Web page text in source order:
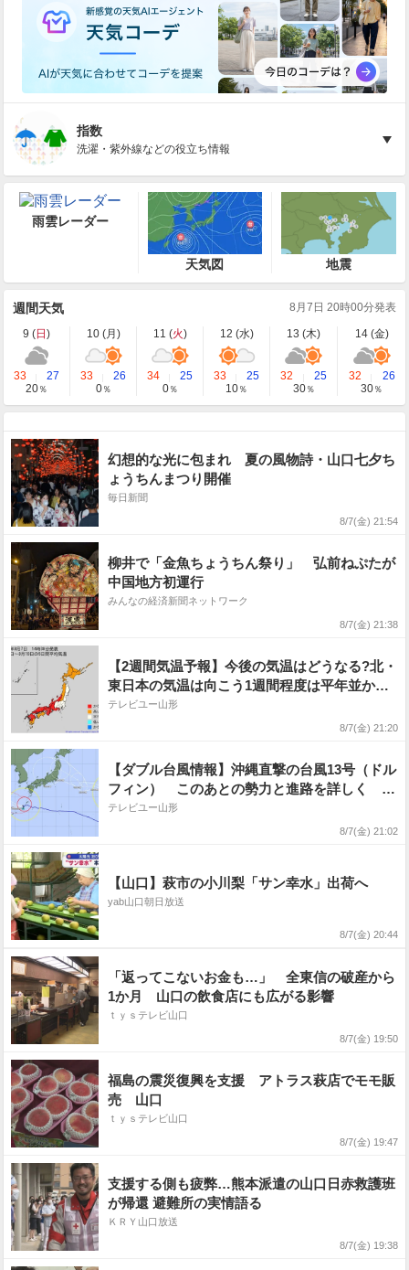
指数
洗濯・紫外線などの役立ち情報
雨雲レーダー
天気図 地震
週間天気 8月7日 20時00分発表
9 (日 ) 10 (月 ) 11 (火) 12 (水) 13 (木) 14 (金)
33
27
20％
33
26
0％
34
25
0％
33
25
10％
32
25
30％
32
26
30％
幻想的な光に包まれ 夏の風物詩・山口七夕ち
ょうちんまつり開催
毎日新聞
8/7(金) 21:54
柳井で「金魚ちょうちん祭り」 弘前ねぷたが
中国地方初運行
みんなの経済新聞ネットワーク
8/7(金) 21:38
【2週間気温予報】今後の気温はどうなる?北・
東日本の気温は向こう1週間程度は平年並か低
い日が多い予報 その後は平年並か高い予報
熱中症などに注意 今後の全国の天気を画像
テレビユー山形
8/7(金) 21:20
【ダブル台風情報】沖縄直撃の台風13号（ドル
フィン） このあとの勢力と進路を詳しく 奄
美・沖縄などへの影響はどうなる? 最大瞬間風
速60m/s 台風15号は本州直撃の可能性...進路
テレビユー山形
8/7(金) 21:02
【山口】萩市の小川梨「サン幸水」出荷へ
yab山口朝日放送
8/7(金) 20:44
「返ってこないお金も…」 全東信の破産から
1か月 山口の飲食店にも広がる影響
ｔｙｓテレビ山口
8/7(金) 19:50
福島の震災復興を支援 アトラス萩店でモモ販
売 山口
ｔｙｓテレビ山口
8/7(金) 19:47
支援する側も疲弊…熊本派遣の山口日赤救護班
が帰還 避難所の実情語る
ＫＲＹ山口放送
8/7(金) 19:38